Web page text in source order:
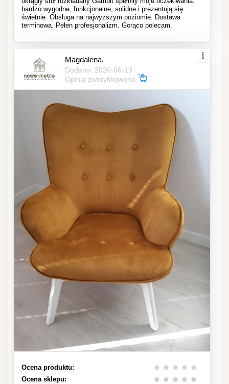
bardzo wygodne, funkcjonalne, solidne i prezentują się
świetnie. Obsługa na najwyższym poziomie. Dostawa
terminowa. Pełen profesjonalizm. Gorąco polecam.
Magdalena.
Dodano: 2020-06-13
Opinia zweryfikowana
Ocena produktu:
Ocena sklepu: